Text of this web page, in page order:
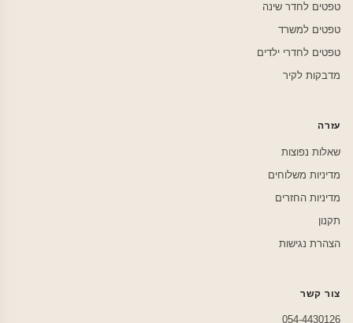
טפטים לחדר שינה
טפטים למשרד
טפטים לחדרי ילדים
מדבקות לקיר
עזרה
שאלות נפוצות
מדיניות משלוחים
מדיניות החזרים
תקנון
הצהרת נגישות
צור קשר
054-4430126